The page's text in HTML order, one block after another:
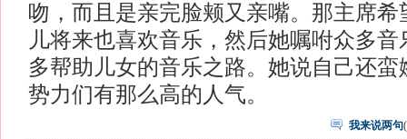
吻，而且是亲完脸颊又亲嘴。那主席希
儿将来也喜欢音乐，然后她嘱咐众多
多帮助儿女的音乐之路。她说自己还
势力们有那么高的人气。
我来说两句(